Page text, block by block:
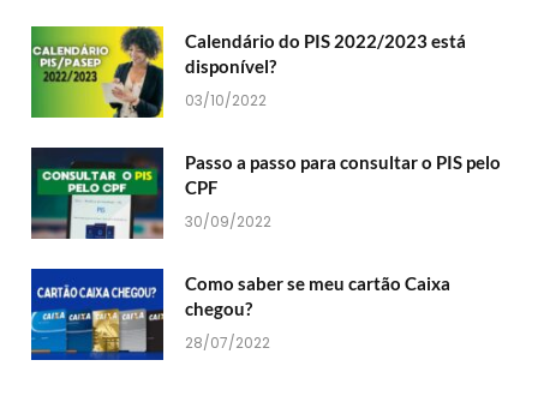
Calendário do PIS 2022/2023 está
disponível?
03/10/2022
Passo a passo para consultar o PIS pelo
CPF
30/09/2022
Como saber se meu cartão Caixa
chegou?
28/07/2022